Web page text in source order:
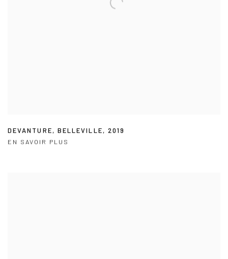
DEVANTURE, BELLEVILLE, 2019
EN SAVOIR PLUS